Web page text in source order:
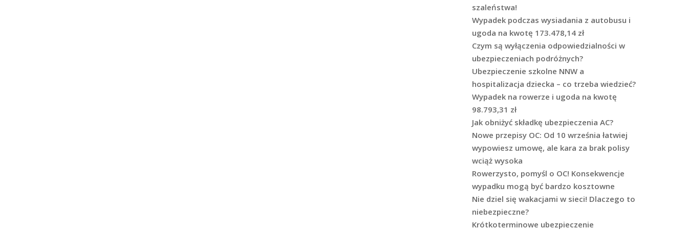
szaleństwa!
Wypadek podczas wysiadania z autobusu i
ugoda na kwotę 173.478,14 zł
Czym są wyłączenia odpowiedzialności w
ubezpieczeniach podróżnych?
Ubezpieczenie szkolne NNW a
hospitalizacja dziecka – co trzeba wiedzieć?
Wypadek na rowerze i ugoda na kwotę
98.793,31 zł
Jak obniżyć składkę ubezpieczenia AC?
Nowe przepisy OC: Od 10 września łatwiej
wypowiesz umowę, ale kara za brak polisy
wciąż wysoka
Rowerzysto, pomyśl o OC! Konsekwencje
wypadku mogą być bardzo kosztowne
Nie dziel się wakacjami w sieci! Dlaczego to
niebezpieczne?
Krótkoterminowe ubezpieczenie